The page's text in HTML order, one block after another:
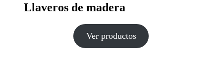
Llaveros de madera
Ver productos